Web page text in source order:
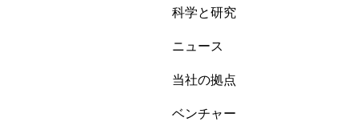
科学と研究
ニュース
当社の拠点
ベンチャー